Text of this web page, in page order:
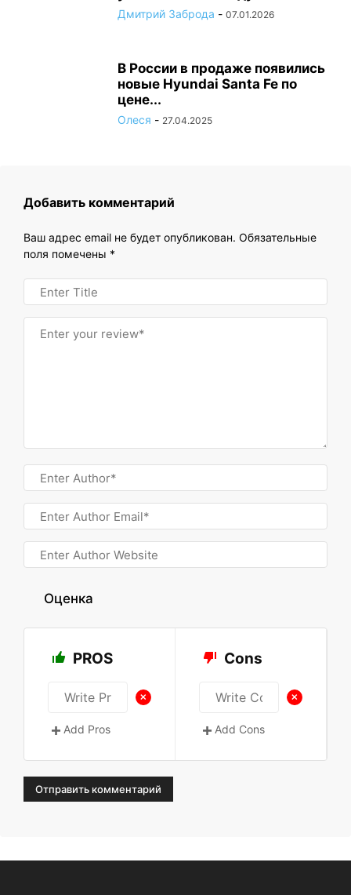
Дмитрий Заброда - 07.01.2026
В России в продаже появились
новые Hyundai Santa Fe по
цене...
Олеся - 27.04.2025
Добавить комментарий
Ваш адрес email не будет опубликован. Обязательные
поля помечены *
Оценка
PROS
+
Add Pros
Cons
+
Add Cons